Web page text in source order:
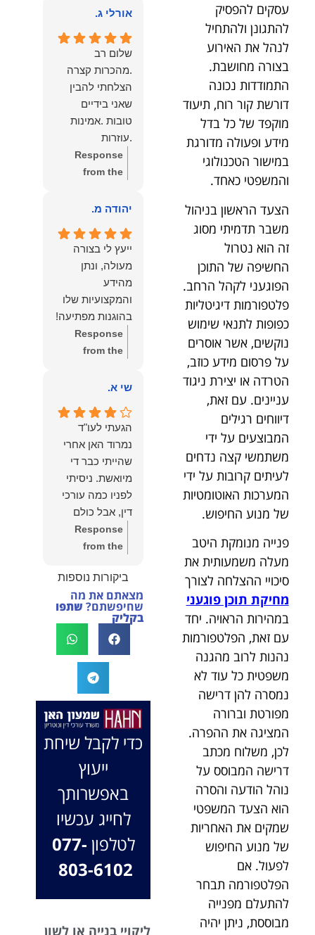
עסקים להפסיק
להתגונן ולהתחיל
לנהל את האירוע
בצורה מחושבת.
התמודדות נכונה
דורשת קור רוח, תיעוד
מוקפד של כל בדל
מידע ופעולה מדורגת
במישור הטכנולוגי
והמשפטי כאחד.
הצעד הראשון בניהול
משבר תדמיתי מסוג
זה הוא נטרול
החשיפה של התוכן
הפוגעני לקהל הרחב.
פלטפורמות דיגיטליות
כפופות לתנאי שימוש
נוקשים, אשר אוסרים
על פרסום מידע כוזב,
הטרדה או יצירת ניגוד
עניינים. עם זאת,
דיווחים רגילים
המבוצעים על ידי
משתמשי קצה נדחים
לעיתים קרובות על ידי
המערכות האוטומטיות
של מנוע החיפוש.
פנייה מנומקת היטב
מעלה משמעותית את
סיכויי ההצלחה לצורך
מחיקת תוכן פוגעני
במהירות הראויה. יחד
עם זאת, הפלטפורמות
נהנות לרוב מהגנה
משפטית כל עוד לא
נמסרה להן דרישה
מפורטת וברורה
המציגה את ההפרה.
לכן, משלוח מכתב
דרישה המבוסס על
נוהל הודעה והסרה
הוא הצעד המשפטי
שמקים את האחריות
של מנוע החיפוש
לפעול. אם
הפלטפורמה תבחר
להתעלם מפנייה
מבוססת, ניתן יהיה
הלב לכל מי
שמחפש עורך דין
מקצועי, אמין
ומסור.
הוא שלנו.
אורלי ג.
שלום רב
.מהכרות קצרה
הצלחתי להבין
שאני בידיים
טובות .אמינות
.עוזרות
.ומקשיבות .אין לי
מילים להודות
העוצמות
.והצגת אמת
.תודה לכם תמיד
תשאירו לי אור
בעניים .
Response
from the
רבה על המילים
והחמות! כיף
גדול לשמוע
שהרגשת בידיים
טובות. בשביל
הצוות שלנו זה
שווה את הכל.
נשמח תמיד
לעמוד לרשותך!
משרד עורכי דין
ונוטריון
יהודה מ.
ייעץ לי בצורה
מעולה, ונתן
מהידע
והמקצועיות שלו
בהוגנות מפתיעה!
Response
from the
יהודה, תודה
שמחנו מאוד
לשמוע שהייעוץ
עזר לך ושהיית
מרוצה.
מבחינתנו הוגנות
ומקצועיות הן
מעל הכל. נשמח
תמיד לעמוד
לרשותך בהמשך
שי א.
הגעתי לעו"ד
נמרוד האן אחרי
שהייתי כבר די
מיואשת. ניסיתי
לפניו כמה עורכי
דין, אבל כולם
נרתעו כי היה
מדובר בנושא
וסירבו לקחת
אותו.לאחר
שסיפרתי בקצרה
המקרה, הוא
החליט לייצג אותי
בלי לחשוב
פעמיים, הקשיב
לי ולקח את התיק
שלי פרו בונו מכל
הלב.
Response
from the
רבה על המילים
החמות ועל
האמון. שמחנו
לעמוד לצידך,
במיוחד בתיק לא
פשוט, ומאחלים
לך המון הצלחה
בהמשך. תמיד
כאן בשבילך.
בברכה, משרד
עו"ד שמעון האן
ונוטריון
ביקורות נוספות
מצאתם את מה
שחיפשתם? שתפו
בקליק
כדי לקבל שיחת
ייעוץ
באפשרותך
לחייג עכשיו
לטלפון 077-
803-6102
ליקויי בנייה או לשון